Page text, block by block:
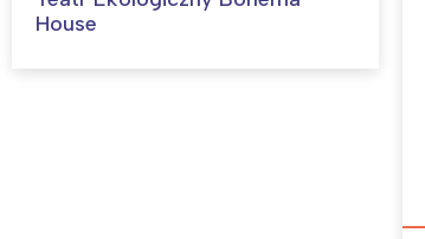
House
Interesują mnie